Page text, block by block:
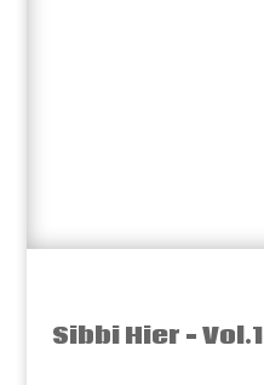
Sibbi Hier – Vol.1